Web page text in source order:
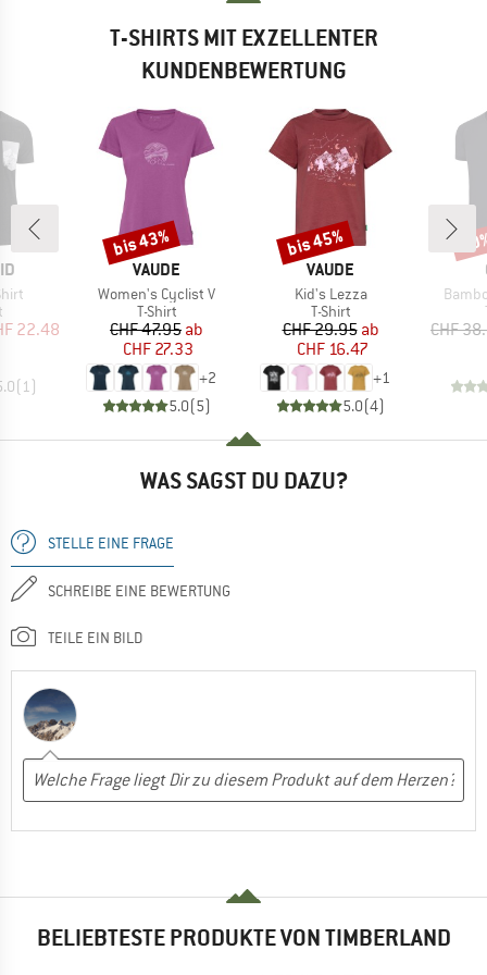
T-SHIRTS MIT EXZELLENTER
KUNDENBEWERTUNG
Preis
22.48
(1)
MARKE
VAUDE
Artikel
Women's Cyclist V
Produktgruppe
T-Shirt
Preis
CHF 47.95reduzierter Preis
ab
CHF 27.33
+2
5.0(5)
Rabatt
bis 43%
MARKE
VAUDE
Artikel
Kid's Lezza
Produktgruppe
T-Shirt
Preis
CHF 29.95reduzierter Preis
ab
CHF 16.47
+1
5.0(4)
Rabatt
bis 45%
Artikel
CHF
WAS SAGST DU DAZU?
STELLE EINE FRAGE
SCHREIBE EINE BEWERTUNG
TEILE EIN BILD
BELIEBTESTE PRODUKTE VON TIMBERLAND